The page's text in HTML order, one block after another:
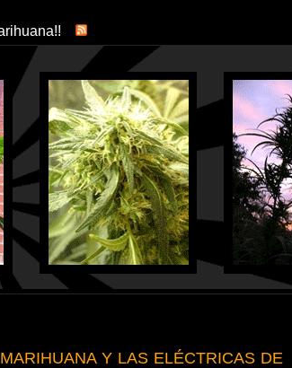
Y LAS ELÉCTRICAS DE